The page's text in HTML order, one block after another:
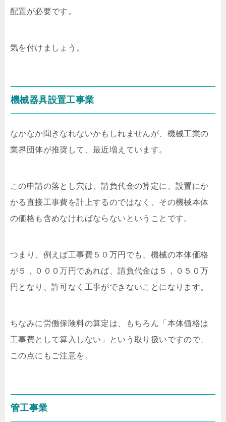
配置が必要です。
気を付けましょう。
機械器具設置工事業
なかなか聞きなれないかもしれませんが、機械工業の
業界団体が推奨して、最近増えています。
この申請の落とし穴は、請負代金の算定に、設置にか
かる直接工事費を計上するのではなく、その機械本体
の価格も含めなければならないということです。
つまり、例えば工事費５０万円でも、機械の本体価格
が５，０００万円であれば、請負代金は５，０５０万
円となり、許可なく工事ができないことになります。
ちなみに労働保険料の算定は、もちろん「本体価格は
工事費として算入しない」という取り扱いですので、
この点にもご注意を。
管工事業